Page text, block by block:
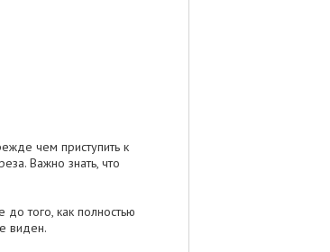
чем приступить к
Важно знать, что
того, как полностью
виден.